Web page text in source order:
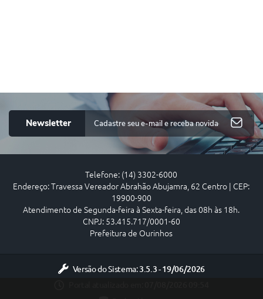
Newsletter
Telefone: (14) 3302-6000
Endereço: Travessa Vereador Abrahão Abujamra, 62 Centro | CEP:
19900-900
Atendimento de Segunda-feira à Sexta-feira, das 08h às 18h.
CNPJ: 53.415.717/0001-60
Prefeitura de Ourinhos
Versão do Sistema:3.5.3 - 19/06/2026